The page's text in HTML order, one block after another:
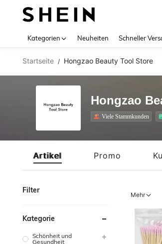
Kategorien Neuheiten Schneller
Startseite / Hongzao Beauty Tool Store
Hongzao
Viele Stammkunden
Artikel Promo
Filter
Kategorie
Schönheit und
Gesundheit
Mehr